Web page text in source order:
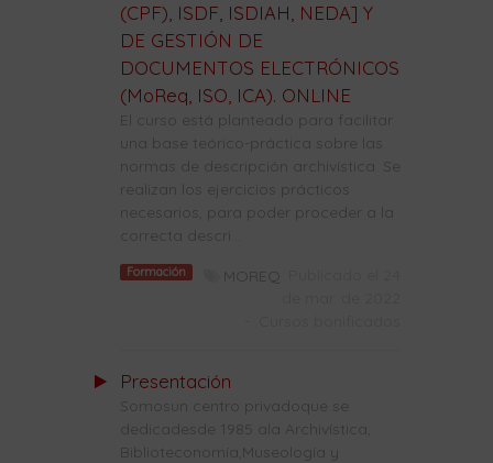
(CPF), ISDF, ISDIAH, NEDA] Y
DE GESTIÓN DE
DOCUMENTOS ELECTRÓNICOS
(MoReq, ISO, ICA). ONLINE
El curso está planteado para facilitar
una base teórico-práctica sobre las
normas de descripción archivística. Se
realizan los ejercicios prácticos
necesarios, para poder proceder a la
correcta descri...
Formación MOREQ
Presentación
Somosun centro privadoque se
dedicadesde 1985 ala Archivística,
Biblioteconomía,Museología y